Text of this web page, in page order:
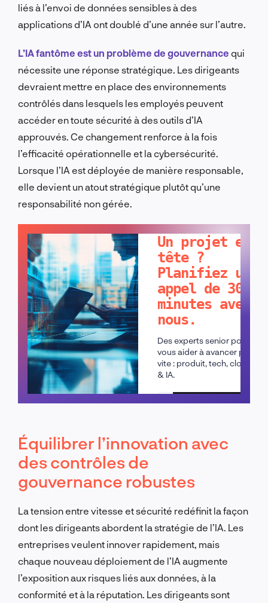
liés à l’envoi de données sensibles à des
applications d’IA ont doublé d’une année sur l’autre.
L’IA fantôme est un problème de gouvernance qui
nécessite une réponse stratégique. Les dirigeants
devraient mettre en place des environnements
contrôlés dans lesquels les employés peuvent
accéder en toute sécurité à des outils d’IA
approuvés. Ce changement renforce à la fois
l’efficacité opérationnelle et la cybersécurité.
Lorsque l’IA est déployée de manière responsable,
elle devient un atout stratégique plutôt qu’une
responsabilité non gérée.
Un projet en
tête ?
Planifiez un
appel de 30
minutes avec
nous.
Des experts senior pour
vous aider à avancer plus
vite : produit, tech, cloud
& IA.
Planifier un appel
Équilibrer l’innovation avec
des contrôles de
gouvernance robustes
La tension entre vitesse et sécurité redéfinit la façon
dont les dirigeants abordent la stratégie de l’IA. Les
entreprises veulent innover rapidement, mais
chaque nouveau déploiement de l’IA augmente
l’exposition aux risques liés aux données, à la
conformité et à la réputation. Les dirigeants sont